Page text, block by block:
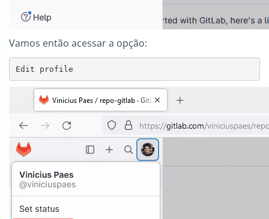
Vamos então acessar a opção:
Edit profile